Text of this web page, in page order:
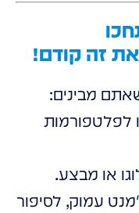
זה קודם!
מבינים:
לפלטפורמות
או מבצע.
עמוק, לסיפור